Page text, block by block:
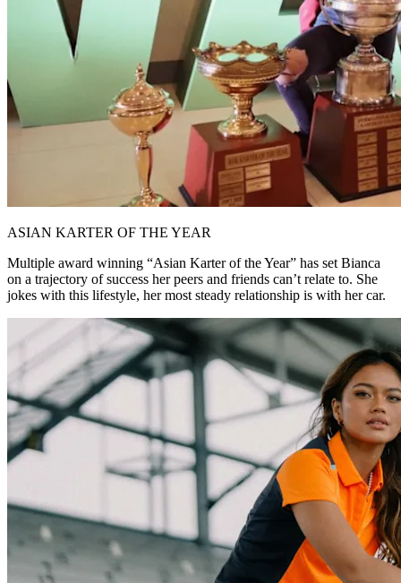
ASIAN KARTER OF THE YEAR
Multiple award winning “Asian Karter of the Year” has set Bianca
on a trajectory of success her peers and friends can’t relate to. She
jokes with this lifestyle, her most steady relationship is with her car.